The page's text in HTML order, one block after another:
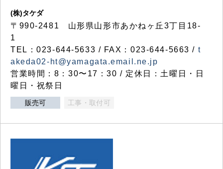
(株)タケダ
〒990-2481 山形県山形市あかねヶ丘3丁目18-
1
TEL：023-644-5633 / FAX：023-644-5663 / t
akeda02-ht@yamagata.email.ne.jp
営業時間：8：30〜17：30 / 定休日：土曜日・日
曜日・祝祭日
販売可 工事・取付可